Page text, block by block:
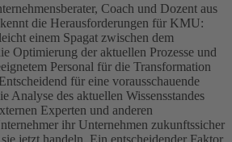
Coach und Dozent aus
die Herausforderungen für KMU:
einem Spagat zwischen dem
Optimierung der aktuellen Prozesse und
Personal für die Transformation
für eine vorausschauende
Analyse des aktuellen Wissensstandes
Experten und anderen
ihr Unternehmen zukunftssicher
jetzt handeln. Ein entscheidender Faktor